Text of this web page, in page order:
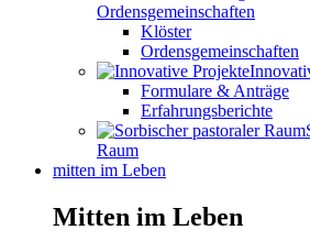
Ordensgemeinschaften
Klöster
Ordensgemeinschaften
Formulare & Anträge
Erfahrungsberichte
Raum
mitten im Leben
Mitten im Leben